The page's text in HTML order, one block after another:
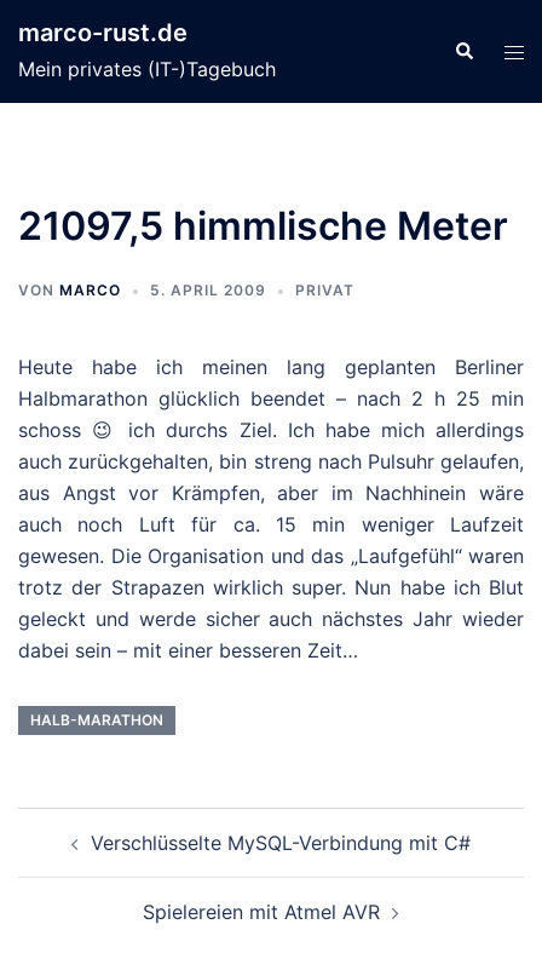
Inhalt
springen
marco-rust.de
Mein privates (IT-)Tagebuch
Suche
21097,5 himmlische Meter
VON MARCO 5. APRIL 2009 PRIVAT
Heute habe ich meinen lang geplanten Berliner
Halbmarathon glücklich beendet – nach 2 h 25 min
schoss 😉 ich durchs Ziel. Ich habe mich allerdings
auch zurückgehalten, bin streng nach Pulsuhr gelaufen,
aus Angst vor Krämpfen, aber im Nachhinein wäre
auch noch Luft für ca. 15 min weniger Laufzeit
gewesen. Die Organisation und das „Laufgefühl“ waren
trotz der Strapazen wirklich super. Nun habe ich Blut
geleckt und werde sicher auch nächstes Jahr wieder
dabei sein – mit einer besseren Zeit…
HALB-MARATHON
Verschlüsselte MySQL-Verbindung mit C#
Spielereien mit Atmel AVR